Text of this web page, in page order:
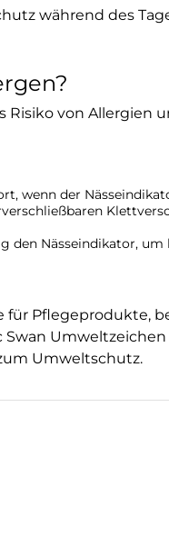
während des
Risiko von
wenn der
den Nässeindikator,
für Pflegeprodukte,
Umweltschutz.